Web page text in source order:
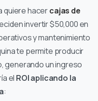
quiere hacercajas de
invertir $50,000 en
y mantenimiento
te permite producir
generando un ingreso
el ROI aplicando la
: